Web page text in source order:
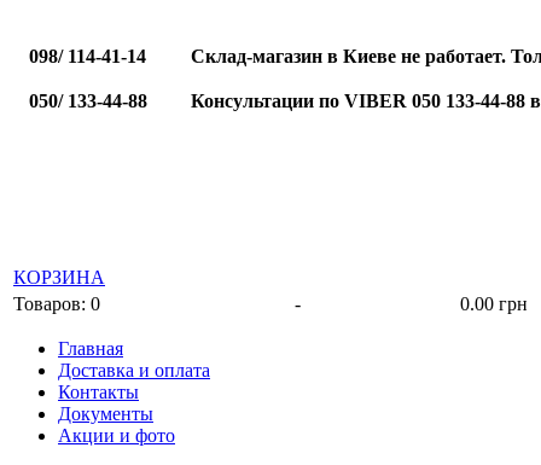
098/ 114-41-14 Склад-магазин в Киеве не работает.
050/ 133-44-88 Консультации по VIBER 050 133-44-88
КОРЗИНА
Товаров: 0
- 0.00 грн
Главная
Доставка и оплата
Контакты
Документы
Акции и фото